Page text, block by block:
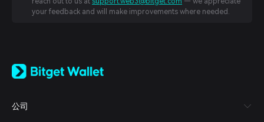
your feedback and will make improvements where needed.
日本語
Español (Latinoamérica)
公司